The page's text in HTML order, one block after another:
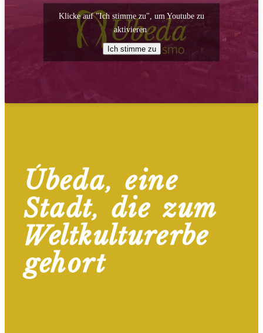
Klicke auf "Ich stimme zu", um Youtube zu
aktivieren
Ich stimme zu
Úbeda, eine
Stadt, die zum
Weltkulturerbe
gehört